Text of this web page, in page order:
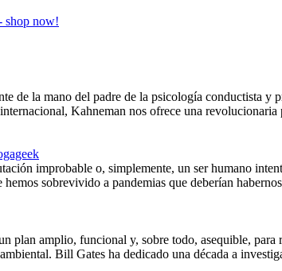
de la mano del padre de la psicología conductista y
Kahneman nos ofrece una
improbable o, simplemente, un ser humano
sobrevivido a pandemias que deberían
plan amplio, funcional y, sobre todo, asequible, para
Bill Gates ha dedicado una década a